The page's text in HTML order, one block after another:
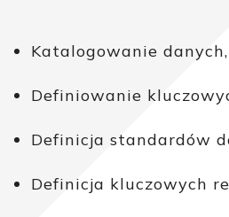
Katalogowanie danych,
Definiowanie
Definicja standardów
Definicja kluczowych